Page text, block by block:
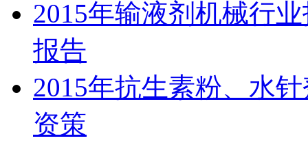
2015年输液剂机械行
报告
2015年抗生素粉、水
资策